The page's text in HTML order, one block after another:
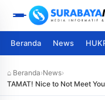
Beranda News
⌂ Beranda›News›
TAMAT! Nice to Not Meet
Titik Balik Emosional Jeong